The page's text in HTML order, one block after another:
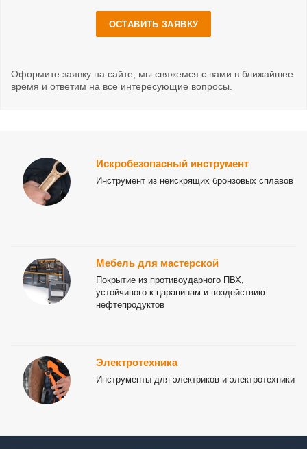
ОСТАВИТЬ ЗАЯВКУ
Оформите заявку на сайте, мы свяжемся с вами в ближайшее
время и ответим на все интересующие вопросы.
Искробезопасный инструмент
Инструмент из неискрящих бронзовых сплавов
Мебель для мастерской
Покрытие из противоударного ПВХ,
устойчивого к царапинам и воздействию
нефтепродуктов
Электротехника
Инструменты для электриков и электротехники